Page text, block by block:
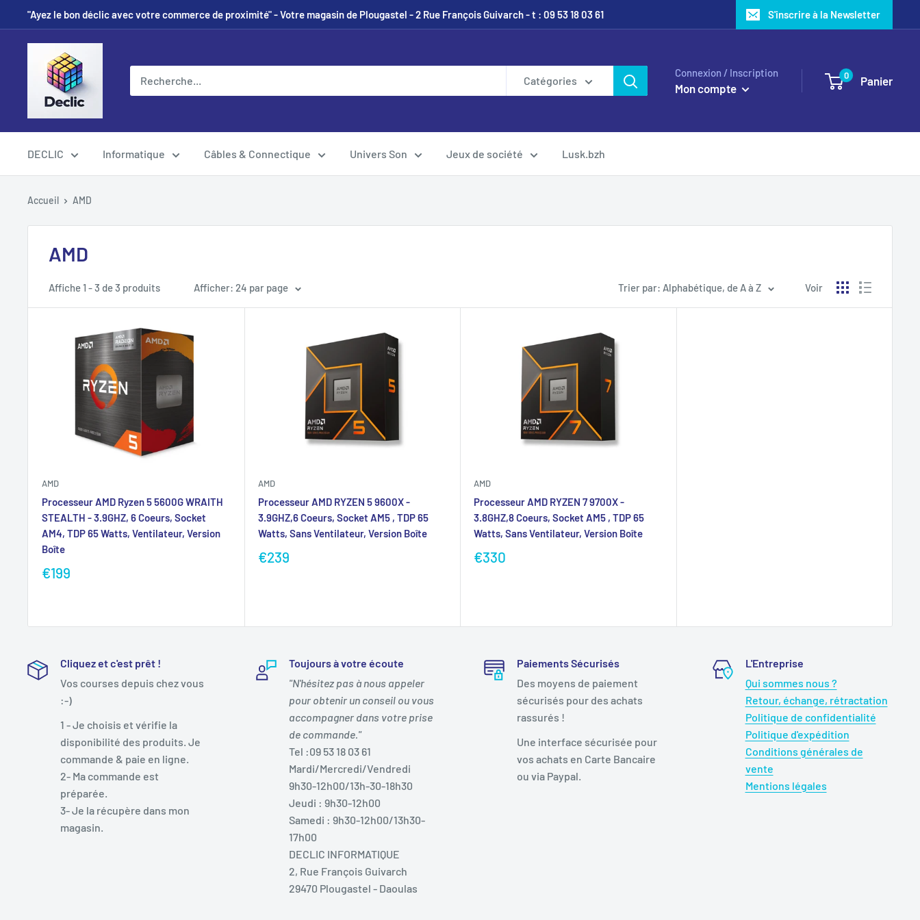
"Ayez le bon déclic avec votre commerce de proximité" - Votre magasin de Plougastel - 2 Rue François Guivarch - t : 09 53 18 03 61 S'inscrire à la Newsletter
Catégories
Connexion / Inscription
Mon compte
0 Panier
DECLIC Informatique Câbles & Connectique Univers Son Jeux de société Lusk.bzh
Accueil AMD
AMD
Affiche 1 - 3 de 3 produits Afficher: 24 par page Trier par: Alphabétique, de A à Z Voir
AMD
Processeur AMD Ryzen 5 5600G WRAITH
STEALTH - 3.9GHZ, 6 Coeurs, Socket
AM4, TDP 65 Watts, Ventilateur, Version
Boîte
€199
AMD
Processeur AMD RYZEN 5 9600X -
3.9GHZ,6 Coeurs, Socket AM5 , TDP 65
Watts, Sans Ventilateur, Version Boîte
€239
AMD
Processeur AMD RYZEN 7 9700X -
3.8GHZ,8 Coeurs, Socket AM5 , TDP 65
Watts, Sans Ventilateur, Version Boîte
€330
Cliquez et c'est prêt !
Vos courses depuis chez vous
:-)
1 - Je choisis et vérifie la
disponibilité des produits. Je
commande & paie en ligne.
2- Ma commande est
préparée.
3- Je la récupère dans mon
magasin.
Toujours à votre écoute
"N'hésitez pas à nous appeler
pour obtenir un conseil ou vous
accompagner dans votre prise
de commande."
Tel :09 53 18 03 61
Mardi/Mercredi/Vendredi
9h30-12h00/13h-30-18h30
Jeudi : 9h30-12h00
Samedi : 9h30-12h00/13h30-
17h00
DECLIC INFORMATIQUE
2, Rue François Guivarch
29470 Plougastel - Daoulas
Paiements Sécurisés
Des moyens de paiement
sécurisés pour des achats
rassurés !
Une interface sécurisée pour
vos achats en Carte Bancaire
ou via Paypal.
L'Entreprise
Qui sommes nous ?
Retour, échange, rétractation
Politique de confidentialité
Politique d'expédition
Conditions générales de
vente
Mentions légales